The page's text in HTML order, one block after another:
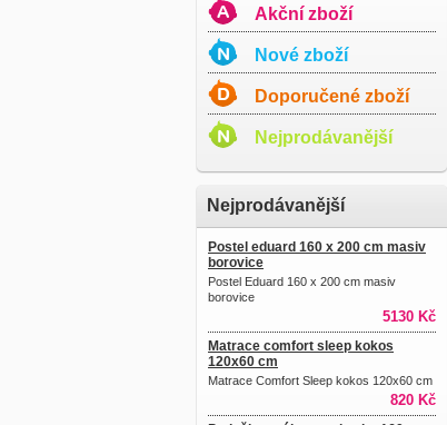
Akční zboží
Nové zboží
Doporučené zboží
Nejprodávanější
Nejprodávanější
Postel eduard 160 x 200 cm masiv
borovice
Postel Eduard 160 x 200 cm masiv
borovice
5130 Kč
Matrace comfort sleep kokos
120x60 cm
Matrace Comfort Sleep kokos 120x60 cm
820 Kč